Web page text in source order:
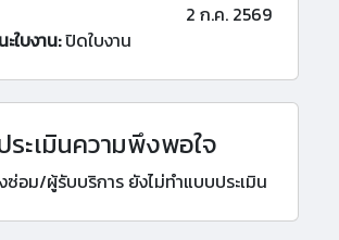
2 ก.ค. 2569
ใบงาน:ปิดใบงาน
ระเมินความพึงพอใจ
ซ่อม/ผู้รับบริการ ยังไม่ทำแบบประเมิน